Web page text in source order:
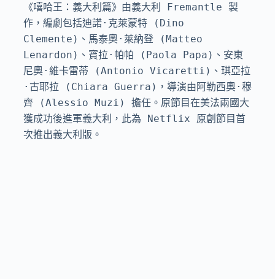
《嘻哈王：義大利篇》由義大利 Fremantle 製
作，編劇包括迪諾·克萊蒙特 (Dino
Clemente)、馬泰奧·萊納登 (Matteo
Lenardon)、寶拉·帕帕 (Paola Papa)、安東
尼奧·維卡雷蒂 (Antonio Vicaretti)、琪亞拉
·古耶拉 (Chiara Guerra)，導演由阿勒西奧·穆
齊 (Alessio Muzi) 擔任。原節目在美法兩國大
獲成功後進軍義大利，此為 Netflix 原創節目首
次推出義大利版。